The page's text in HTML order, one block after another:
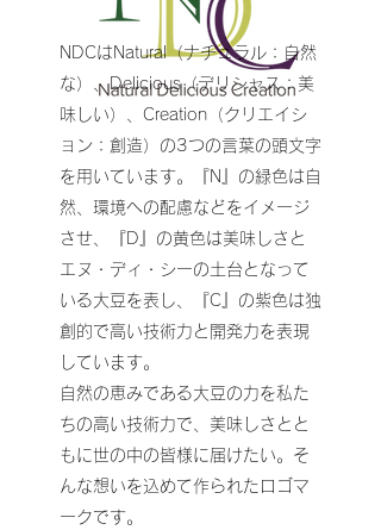
NDCはNatural（ナチュラル：自然
な）、Delicious（デリシャス：美
味しい）、Creation（クリエイシ
ョン：創造）の3つの言葉の頭文字
を用いています。『N』の緑色は自
然、環境への配慮などをイメージ
させ、『D』の黄色は美味しさと
エヌ・ディ・シーの土台となって
いる大豆を表し、『C』の紫色は独
創的で高い技術力と開発力を表現
しています。
自然の恵みである大豆の力を私た
ちの高い技術力で、美味しさとと
もに世の中の皆様に届けたい。そ
んな想いを込めて作られたロゴマ
ークです。